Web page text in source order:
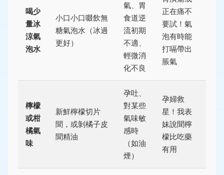
喝少
量冰
涼氣
泡水
小口小口啜飲無
糖氣泡水（冰過
更好）
氣、胃
食道逆
流初期
不適、
輕微消
化不良
正在痛不
要試！氣
泡有時能
打嗝帶出
脹氣
檸檬
或柑
橘氣
味
新鮮檸檬切片
聞，或剝橘子皮
聞精油
孕吐、
對某些
氣味敏
感時
（如油
煙）
孕婦救
星！我表
妹說聞檸
檬比吃藥
有用